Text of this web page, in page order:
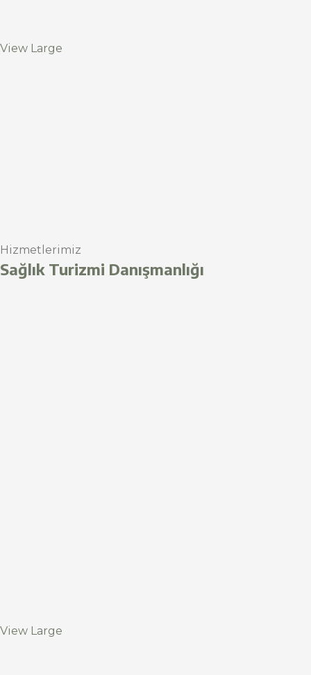
View Large
Hizmetlerimiz
Sağlık Turizmi Danışmanlığı
View Large